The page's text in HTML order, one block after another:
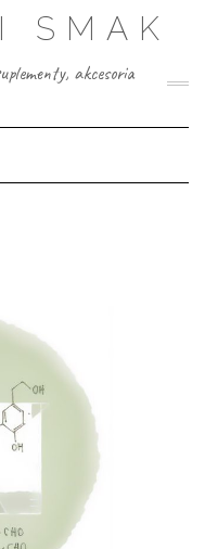
SMAK
akcesoria
Navigation